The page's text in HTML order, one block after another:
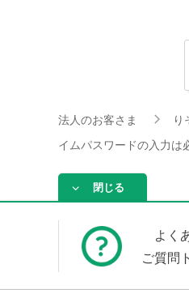
法人のお客さま り
イムパスワードの入力は
閉じる
よく
ご質問